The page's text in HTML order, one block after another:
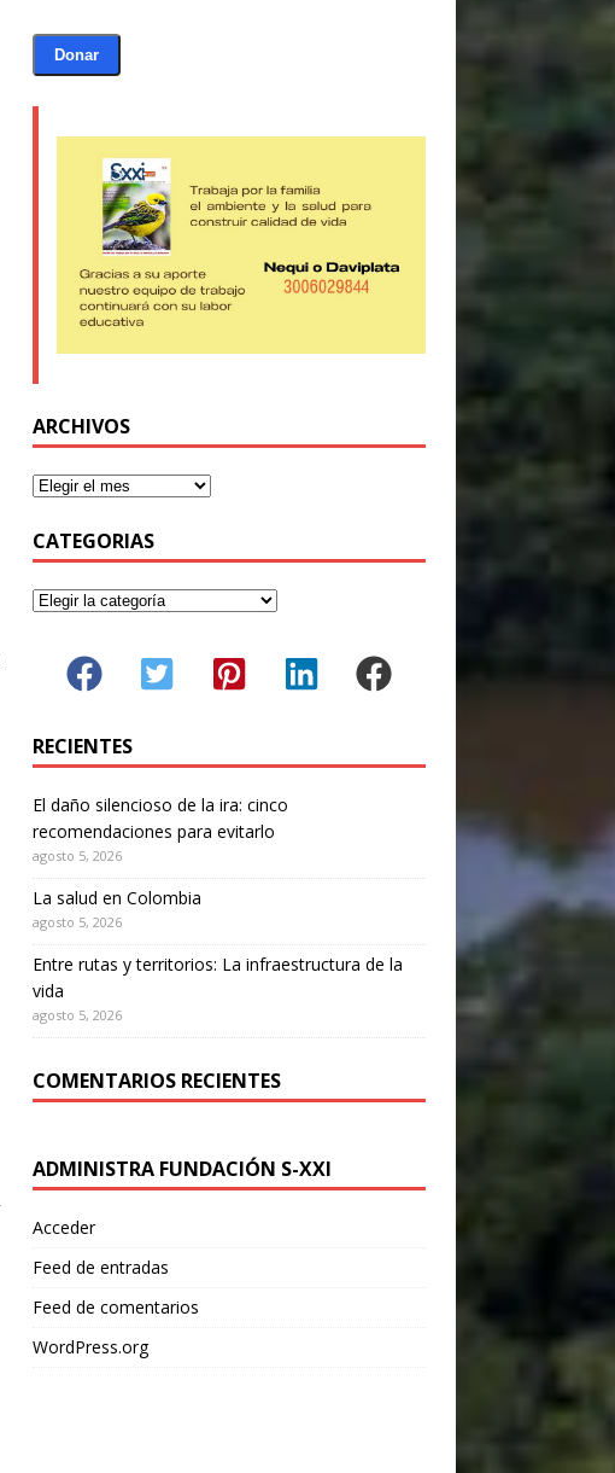
Donar
ARCHIVOS
CATEGORIAS
RECIENTES
El daño silencioso de la ira: cinco
recomendaciones para evitarlo
agosto 5, 2026
La salud en Colombia
agosto 5, 2026
Entre rutas y territorios: La infraestructura de la
vida
agosto 5, 2026
COMENTARIOS RECIENTES
ADMINISTRA FUNDACIÓN S-XXI
Acceder
Feed de entradas
Feed de comentarios
WordPress.org